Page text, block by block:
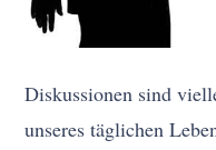
Diskussionen sind
unseres täglichen